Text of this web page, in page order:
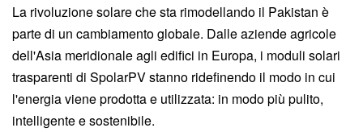
La rivoluzione solare che sta rimodellando il Pakistan è
parte di un cambiamento globale. Dalle aziende agricole
dell'Asia meridionale agli edifici in Europa, i moduli solari
trasparenti di SpolarPV stanno ridefinendo il modo in cui
l'energia viene prodotta e utilizzata: in modo più pulito,
intelligente e sostenibile.